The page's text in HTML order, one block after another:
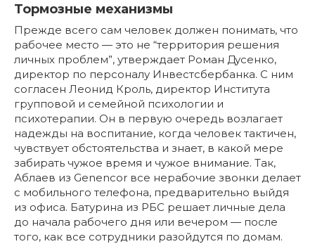
Тормозные механизмы
Прежде всего сам человек должен понимать, что
рабочее место — это не “территория решения
личных проблем”, утверждает Роман Дусенко,
директор по персоналу Инвестсбербанка. С ним
согласен Леонид Кроль, директор Института
групповой и семейной психологии и
психотерапии. Он в первую очередь возлагает
надежды на воспитание, когда человек тактичен,
чувствует обстоятельства и знает, в какой мере
забирать чужое время и чужое внимание. Так,
Аблаев из Genencor все нерабочие звонки делает
с мобильного телефона, предварительно выйдя
из офиса. Батурина из РБС решает личные дела
до начала рабочего дня или вечером — после
того, как все сотрудники разойдутся по домам.